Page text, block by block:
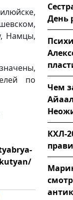
Намцы,
по
День
Чем
КХЛ-